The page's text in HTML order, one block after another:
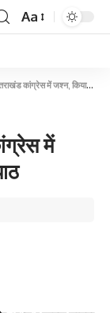
Aa
में जश्‍न, किया हुनमान चालीसा का पाठ
में